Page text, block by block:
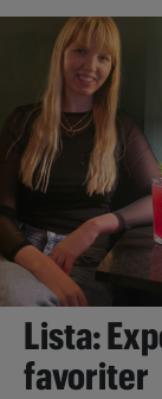
Lista:
favoriter